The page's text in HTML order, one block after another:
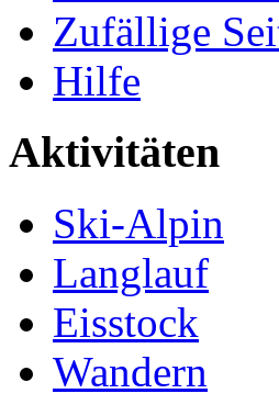
Zufällige
Hilfe
Aktivitäten
Ski-Alpin
Langlauf
Eisstock
Wandern